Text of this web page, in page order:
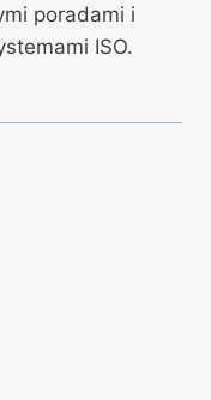
poradami i
ISO.